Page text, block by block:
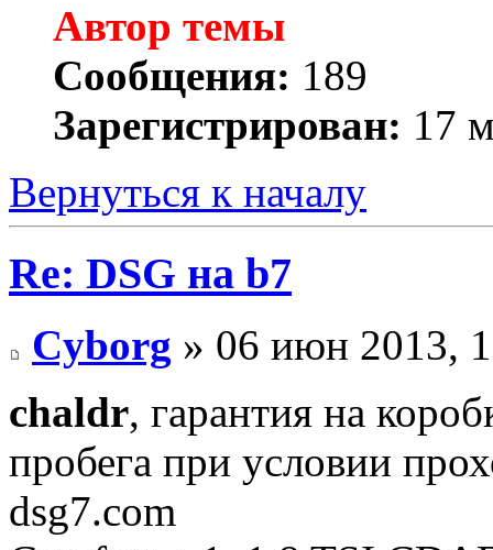
Автор темы
Сообщения: 189
Зарегистрирован: 17
Вернуться к началу
Re: DSG на b7
Cyborg » 06 июн 2013,
chaldr, гарантия на
пробега при условии
dsg7.com